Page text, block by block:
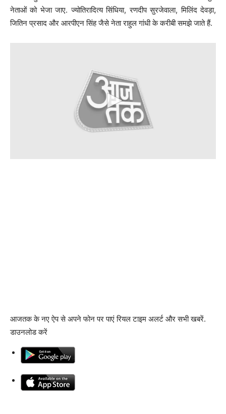
नेताओं को भेजा जाए. ज्योतिरादित्य सिंधिया, रणदीप सुरजेवाला, मिलिंद देवड़ा,
जितिन प्रसाद और आरपीएन सिंह जैसे नेता राहुल गांधी के करीबी समझे जाते हैं.
आजतक के नए ऐप से अपने फोन पर पाएं रियल टाइम अलर्ट और सभी खबरें.
डाउनलोड करें